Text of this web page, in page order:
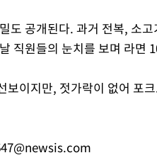
도 공개된다. 과거 전복, 소
직원들의 눈치를 보며 라면
보이지만, 젓가락이 없어 포